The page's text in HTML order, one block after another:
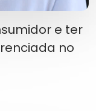
e ter
no